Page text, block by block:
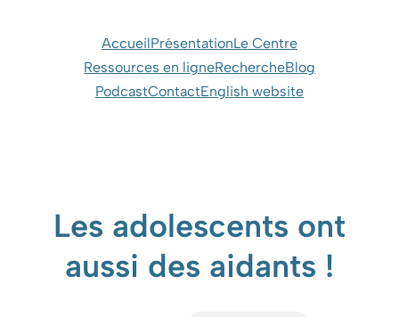
AccueilPrésentationLe Centre
Ressources en ligneRechercheBlog
PodcastContactEnglish website
Les adolescents ont
aussi des aidants !